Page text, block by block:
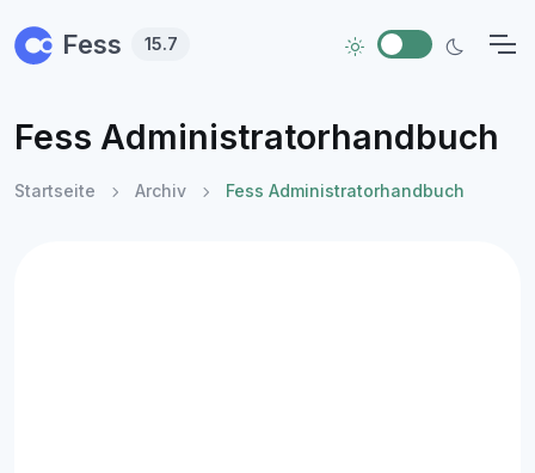
Fess 15.7
Fess Administratorhandbuch
Startseite Archiv Fess Administratorhandbuch